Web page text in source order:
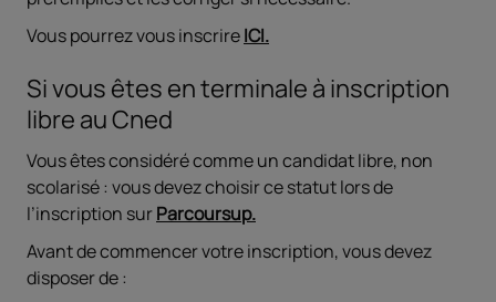
Vous pourrez vous inscrireICI.
Si vous êtes en terminale à inscription
libre au Cned
Vous êtes considéré comme un candidat libre, non
scolarisé : vous devez choisir ce statut lors de
l’inscription surParcoursup.
Avant de commencer votre inscription, vous devez
disposer de :